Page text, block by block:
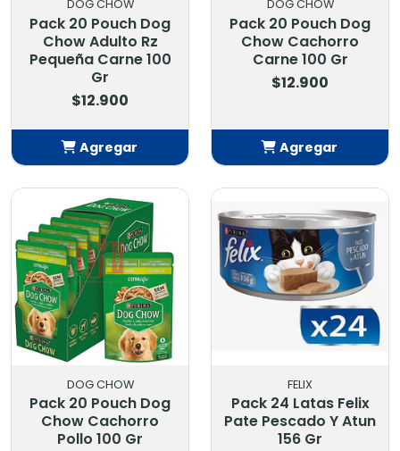
DOG CHOW
Pack 20 Pouch Dog
Chow Adulto Rz
Pequeña Carne 100
Gr
$12.900
Agregar
DOG CHOW
Pack 20 Pouch Dog
Chow Cachorro
Carne 100 Gr
$12.900
Agregar
DOG CHOW
Pack 20 Pouch Dog
Chow Cachorro
Pollo 100 Gr
FELIX
Pack 24 Latas Felix
Pate Pescado Y Atun
156 Gr